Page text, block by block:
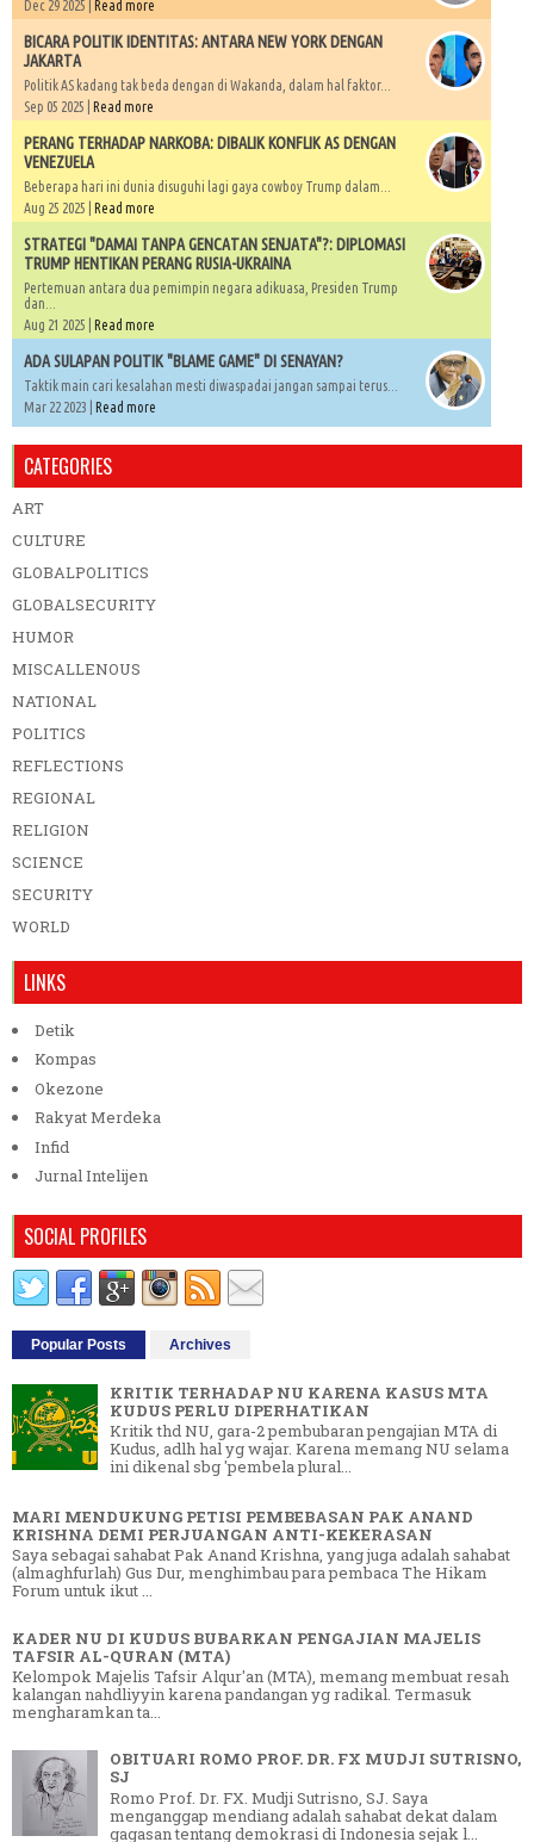
Dec 29 2025 | Read more
BICARA POLITIK IDENTITAS: ANTARA NEW YORK DENGAN
JAKARTA
Politik AS kadang tak beda dengan di Wakanda, dalam hal faktor...
Sep 05 2025 | Read more
PERANG TERHADAP NARKOBA: DIBALIK KONFLIK AS DENGAN
VENEZUELA
Beberapa hari ini dunia disuguhi lagi gaya cowboy Trump dalam...
Aug 25 2025 | Read more
STRATEGI "DAMAI TANPA GENCATAN SENJATA"?: DIPLOMASI
TRUMP HENTIKAN PERANG RUSIA-UKRAINA
Pertemuan antara dua pemimpin negara adikuasa, Presiden Trump
dan...
Aug 21 2025 | Read more
ADA SULAPAN POLITIK "BLAME GAME" DI SENAYAN?
Taktik main cari kesalahan mesti diwaspadai jangan sampai terus...
Mar 22 2023 | Read more
CATEGORIES
ART
CULTURE
GLOBALPOLITICS
GLOBALSECURITY
HUMOR
MISCALLENOUS
NATIONAL
POLITICS
REFLECTIONS
REGIONAL
RELIGION
SCIENCE
SECURITY
WORLD
LINKS
Detik
Kompas
Okezone
Rakyat Merdeka
Infid
Jurnal Intelijen
SOCIAL PROFILES
Popular Posts Archives
KRITIK TERHADAP NU KARENA KASUS MTA
KUDUS PERLU DIPERHATIKAN
Kritik thd NU, gara-2 pembubaran pengajian MTA di
Kudus, adlh hal yg wajar. Karena memang NU selama
ini dikenal sbg 'pembela plural...
MARI MENDUKUNG PETISI PEMBEBASAN PAK ANAND
KRISHNA DEMI PERJUANGAN ANTI-KEKERASAN
Saya sebagai sahabat Pak Anand Krishna, yang juga adalah sahabat
(almaghfurlah) Gus Dur, menghimbau para pembaca The Hikam
Forum untuk ikut ...
KADER NU DI KUDUS BUBARKAN PENGAJIAN MAJELIS
TAFSIR AL-QURAN (MTA)
Kelompok Majelis Tafsir Alqur'an (MTA), memang membuat resah
kalangan nahdliyyin karena pandangan yg radikal. Termasuk
mengharamkan ta...
OBITUARI ROMO PROF. DR. FX MUDJI SUTRISNO,
SJ
Romo Prof. Dr. FX. Mudji Sutrisno, SJ. Saya
menganggap mendiang adalah sahabat dekat dalam
gagasan tentang demokrasi di Indonesia sejak l...